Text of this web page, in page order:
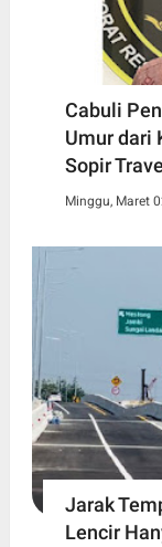
Cabuli
Umur dari
Sopir
Minggu, Maret
Jarak
Lencir